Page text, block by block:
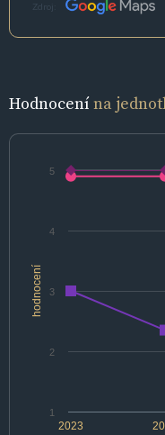
Zdroj:
Hodnocenína
hodnocení
2023
1
2
3
4
5